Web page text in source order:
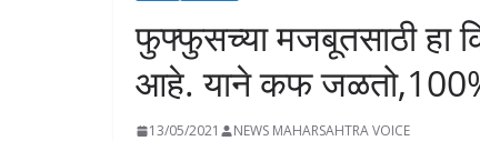
फुफ्फुसच्या मजबूतसाठी हा
आहे. याने कफ
13/05/2021 NEWS MAHARSAHTRA VOICE